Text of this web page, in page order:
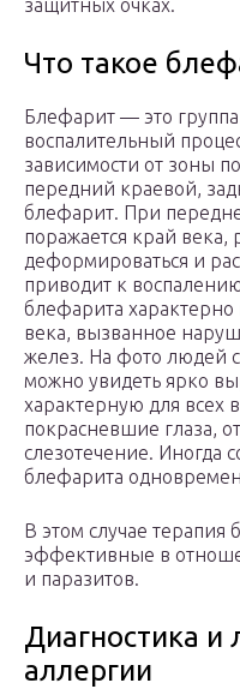
защитных очках.
Что такое
Блефарит — это
воспалительный
зависимости от зоны
передний краевой,
блефарит. При
поражается край века,
деформироваться и
приводит к
блефарита
века, вызванное
желез. На фото людей
можно увидеть ярко
характерную для всех
покрасневшие глаза,
слезотечение. Иногда
блефарита
В этом случае терапия
эффективные в
и паразитов.
Диагностика и
аллергии